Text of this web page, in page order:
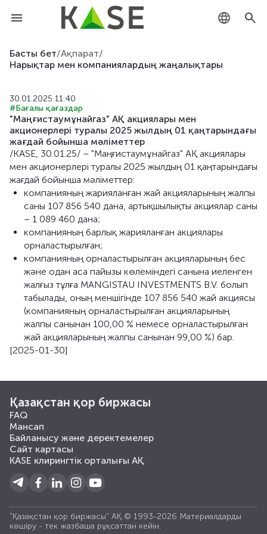
Басты бет/Ақпарат/
Нарықтар мен компаниялардың жаңалықтары
30.01.2025 11:40
#Бағалы қағаздар
"Маңғистаумұнайгаз" АҚ акциялары мен
акционерлері туралы 2025 жылдың 01 қаңтарындағы
жағдай бойынша мәліметтер
/KASE, 30.01.25/ – "Маңғистаумұнайгаз" АҚ акциялары
мен акционерлері туралы 2025 жылдың 01 қаңтарындағы
жағдай бойынша мәліметтер:
компанияның жарияланған жай акцияларының жалпы
саны 107 856 540 дана, артықшылықты акциялар саны
– 1 089 460 дана;
компанияның барлық жарияланған акциялары
орналастырылған;
компанияның орналастырылған акцияларының бес
және одан аса пайызы көлеміндегі санына иеленген
жалғыз тұлға MANGISTAU INVESTMENTS B.V. болып
табылады, оның меншігінде 107 856 540 жай акциясы
(компанияның орналастырылған акцияларының
жалпы санынан 100,00 % немесе орналастырылған
жай акцияларының жалпы санынан 99,00 %) бар.
[2025-01-30]
Қазақстан қор биржасы
FAQ
Мансап
Байланысу және деректемелер
Сайт картасы
KASE клирингтік орталығы АҚ
"Қазақстан қор биржасы" АҚ © 1993-2026 Материалдарды
көшiру - тек жазбаша рұқсаттан кейiн.